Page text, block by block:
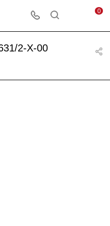
0
2-X-00